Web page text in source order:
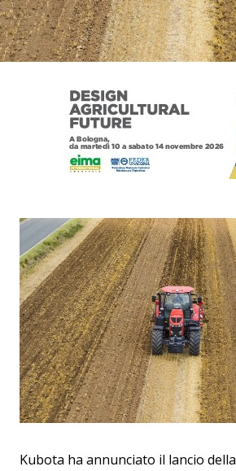
Kubota ha annunciato il lancio della